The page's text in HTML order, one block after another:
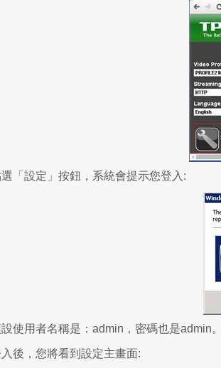
「設定」按鈕，系統會提示您登入:
使用者名稱是：admin，密碼也是admin。
後，您將看到設定主畫面: